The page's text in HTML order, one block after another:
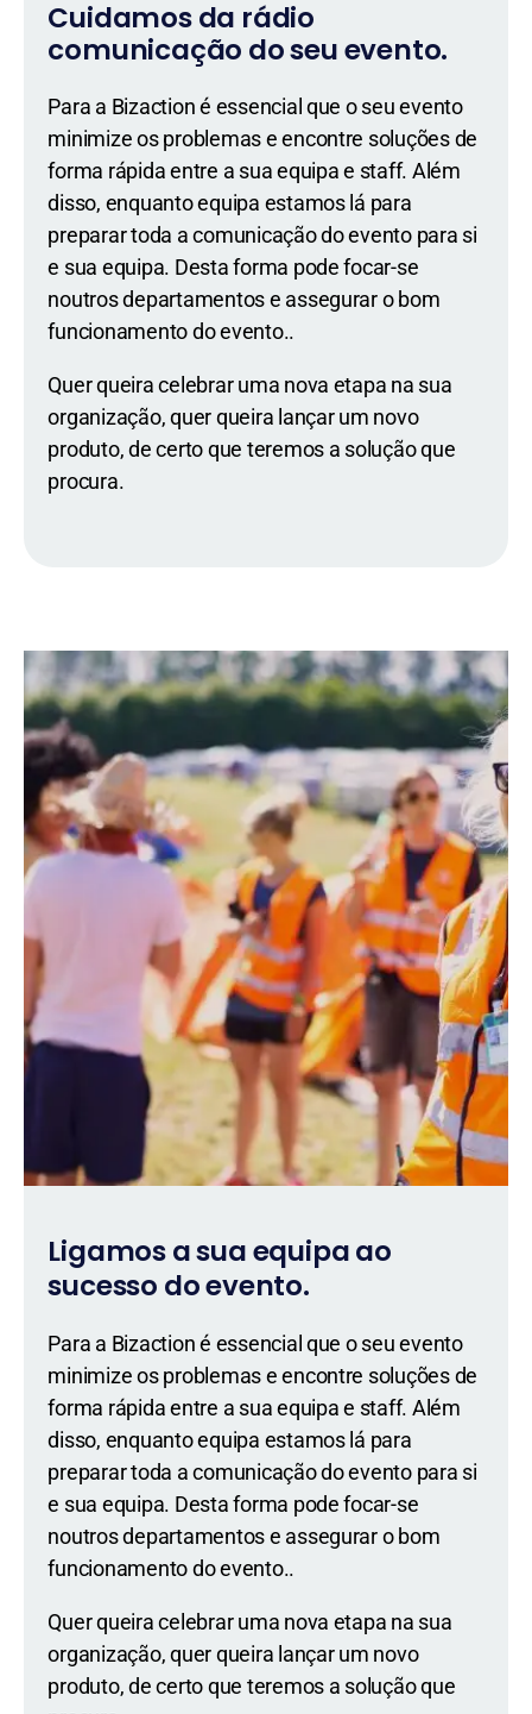
Cuidamos da rádio
comunicação do seu evento.
Para a Bizaction é essencial que o seu evento
minimize os problemas e encontre soluções de
forma rápida entre a sua equipa e staff. Além
disso, enquanto equipa estamos lá para
preparar toda a comunicação do evento para si
e sua equipa. Desta forma pode focar-se
noutros departamentos e assegurar o bom
funcionamento do evento..
Quer queira celebrar uma nova etapa na sua
organização, quer queira lançar um novo
produto, de certo que teremos a solução que
procura.
Ligamos a sua equipa ao
sucesso do evento.
Para a Bizaction é essencial que o seu evento
minimize os problemas e encontre soluções de
forma rápida entre a sua equipa e staff. Além
disso, enquanto equipa estamos lá para
preparar toda a comunicação do evento para si
e sua equipa. Desta forma pode focar-se
noutros departamentos e assegurar o bom
funcionamento do evento..
Quer queira celebrar uma nova etapa na sua
organização, quer queira lançar um novo
produto, de certo que teremos a solução que